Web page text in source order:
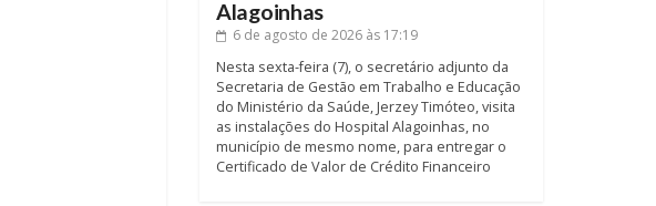
Alagoinhas
6 de agosto de 2026 às 17:19
Nesta sexta-feira (7), o secretário adjunto da
Secretaria de Gestão em Trabalho e Educação
do Ministério da Saúde, Jerzey Timóteo, visita
as instalações do Hospital Alagoinhas, no
município de mesmo nome, para entregar o
Certificado de Valor de Crédito Financeiro